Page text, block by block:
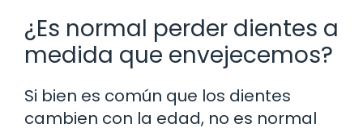
¿Es normal perder dientes a
medida que envejecemos?
Si bien es común que los dientes
cambien con la edad, no es normal